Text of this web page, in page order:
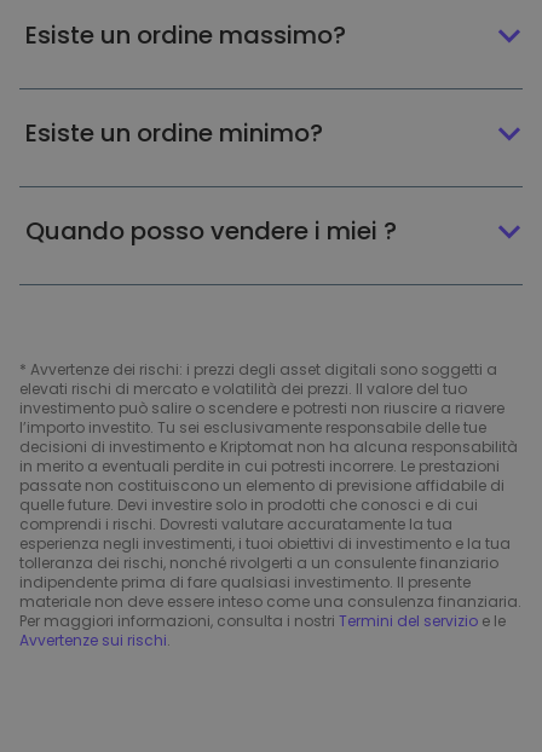
Esiste un ordine massimo?
Esiste un ordine minimo?
Quando posso vendere i miei ?
* Avvertenze dei rischi: i prezzi degli asset digitali sono soggetti a
elevati rischi di mercato e volatilità dei prezzi. Il valore del tuo
investimento può salire o scendere e potresti non riuscire a riavere
l’importo investito. Tu sei esclusivamente responsabile delle tue
decisioni di investimento e Kriptomat non ha alcuna responsabilità
in merito a eventuali perdite in cui potresti incorrere. Le prestazioni
passate non costituiscono un elemento di previsione affidabile di
quelle future. Devi investire solo in prodotti che conosci e di cui
comprendi i rischi. Dovresti valutare accuratamente la tua
esperienza negli investimenti, i tuoi obiettivi di investimento e la tua
tolleranza dei rischi, nonché rivolgerti a un consulente finanziario
indipendente prima di fare qualsiasi investimento. Il presente
materiale non deve essere inteso come una consulenza finanziaria.
Per maggiori informazioni, consulta i nostri Termini del servizio e le
Avvertenze sui rischi.